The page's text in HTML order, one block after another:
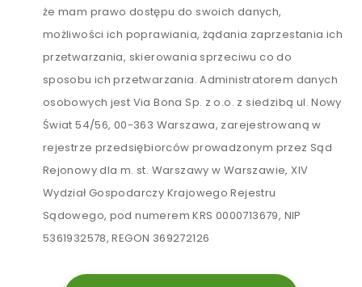
że mam prawo dostępu do swoich danych,
możliwości ich poprawiania, żądania zaprzestania ich
przetwarzania, skierowania sprzeciwu co do
sposobu ich przetwarzania. Administratorem danych
osobowych jest Via Bona Sp. z o.o. z siedzibą ul. Nowy
Świat 54/56, 00-363 Warszawa, zarejestrowaną w
rejestrze przedsiębiorców prowadzonym przez Sąd
Rejonowy dla m. st. Warszawy w Warszawie, XIV
Wydział Gospodarczy Krajowego Rejestru
Sądowego, pod numerem KRS 0000713679, NIP
5361932578, REGON 369272126